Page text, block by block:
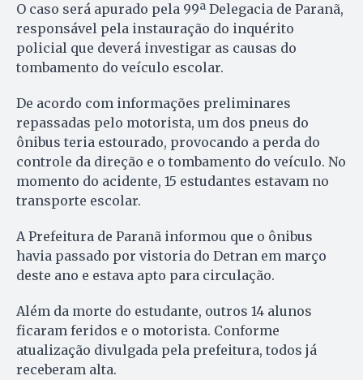
O caso será apurado pela 99ª Delegacia de Paranã,
responsável pela instauração do inquérito
policial que deverá investigar as causas do
tombamento do veículo escolar.
De acordo com informações preliminares
repassadas pelo motorista, um dos pneus do
ônibus teria estourado, provocando a perda do
controle da direção e o tombamento do veículo. No
momento do acidente, 15 estudantes estavam no
transporte escolar.
A Prefeitura de Paranã informou que o ônibus
havia passado por vistoria do Detran em março
deste ano e estava apto para circulação.
Além da morte do estudante, outros 14 alunos
ficaram feridos e o motorista. Conforme
atualização divulgada pela prefeitura, todos já
receberam alta.